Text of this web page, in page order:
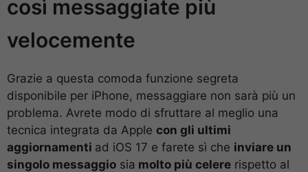
così messaggiate più
velocemente
Grazie a questa comoda funzione segreta
disponibile per iPhone, messaggiare non sarà più un
problema. Avrete modo di sfruttare al meglio una
tecnica integrata da Apple con gli ultimi
aggiornamenti ad iOS 17 e farete sì che inviare un
singolo messaggio sia molto più celere rispetto al